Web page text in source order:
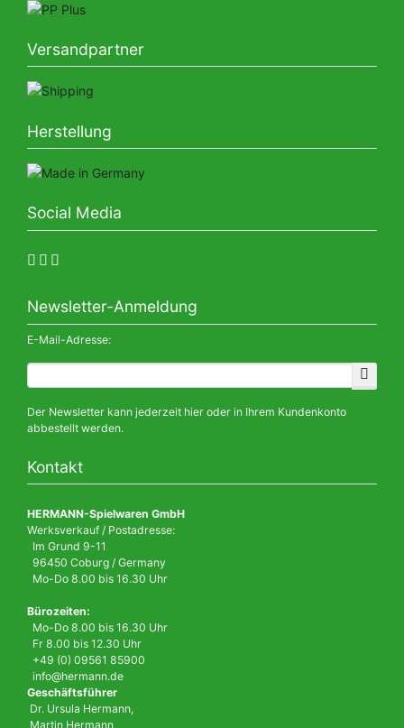
Versandpartner
Herstellung
Social Media
Newsletter-Anmeldung
E-Mail-Adresse:
Der Newsletter kann jederzeit hier oder in Ihrem Kundenkonto
abbestellt werden.
Kontakt
HERMANN-Spielwaren GmbH
Werksverkauf / Postadresse:
Im Grund 9-11
96450 Coburg / Germany
Mo-Do 8.00 bis 16.30 Uhr
Bürozeiten:
Mo-Do 8.00 bis 16.30 Uhr
Fr 8.00 bis 12.30 Uhr
+49 (0) 09561 85900
info@hermann.de
Geschäftsführer
Dr. Ursula Hermann,
Martin Hermann